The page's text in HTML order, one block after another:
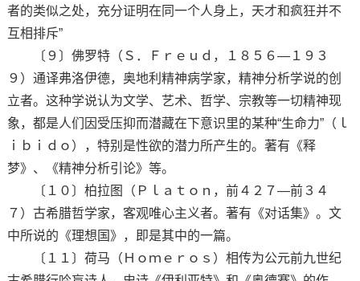
者的类似之处，充分证明在同一个人身上，天才和疯狂并不
互相排斥”
〔９〕佛罗特（Ｓ．Ｆｒｅｕｄ，１８５６—１９３
９）通译弗洛伊德，奥地利精神病学家，精神分析学说的创
立者。这种学说认为文学、艺术、哲学、宗教等一切精神现
象，都是人们因受压抑而潜藏在下意识里的某种“生命力”（ｌ
ｉｂｉｄｏ），特别是性欲的潜力所产生的。著有《释
梦》、《精神分析引论》等。
〔１０〕柏拉图（Ｐｌａｔｏｎ，前４２７—前３４
７）古希腊哲学家，客观唯心主义者。著有《对话集》。文
中所说的《理想国》，即是其中的一篇。
〔１１〕荷马（Ｈｏｍｅｒｏｓ）相传为公元前九世纪